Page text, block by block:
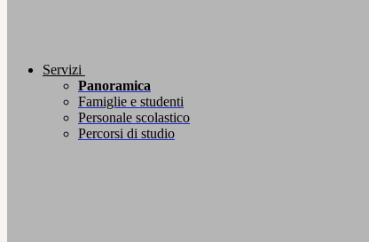
Servizi
Panoramica
Famiglie e studenti
Personale scolastico
Percorsi di studio